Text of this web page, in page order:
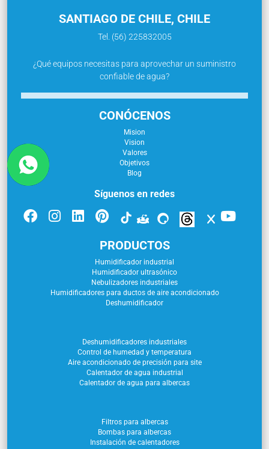
SANTIAGO DE CHILE, CHILE
Tel. (56) 225832005
¿Qué equipos necesitas para aprovechar un suministro
confiable de agua?
CONÓCENOS
Mision
Vision
Valores
Objetivos
Blog
Síguenos en redes
PRODUCTOS
Humidificador industrial
Humidificador ultrasónico
Nebulizadores industriales
Humidificadores para ductos de aire acondicionado
Deshumidificador
Deshumidificadores industriales
Control de humedad y temperatura
Aire acondicionado de precisión para site
Calentador de agua industrial
Calentador de agua para albercas
Filtros para albercas
Bombas para albercas
Instalación de calentadores